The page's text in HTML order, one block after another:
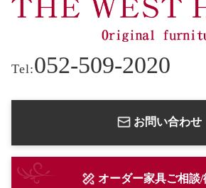
Tel:052-509-2020
お問い合わせ
オーダー家具ご相談/